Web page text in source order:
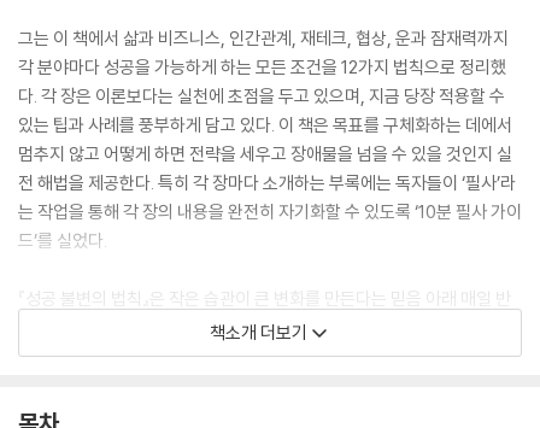
그는 이 책에서 삶과 비즈니스, 인간관계, 재테크, 협상, 운과 잠재력까지
각 분야마다 성공을 가능하게 하는 모든 조건을 12가지 법칙으로 정리했
다. 각 장은 이론보다는 실천에 초점을 두고 있으며, 지금 당장 적용할 수
있는 팁과 사례를 풍부하게 담고 있다. 이 책은 목표를 구체화하는 데에서
멈추지 않고 어떻게 하면 전략을 세우고 장애물을 넘을 수 있을 것인지 실
전 해법을 제공한다. 특히 각 장마다 소개하는 부록에는 독자들이 ‘필사’라
는 작업을 통해 각 장의 내용을 완전히 자기화할 수 있도록 ‘10분 필사 가이
드’를 실었다.
『성공 불변의 법칙』은 작은 습관이 큰 변화를 만든다는 믿음 아래 매일 반
복 가능한 실천 도구로써의 가치를 더해 담았다. 성공하고 싶은가? 그렇다
면 지금 ‘성공 불변의 법칙’을 따르라.
책소개 더보기